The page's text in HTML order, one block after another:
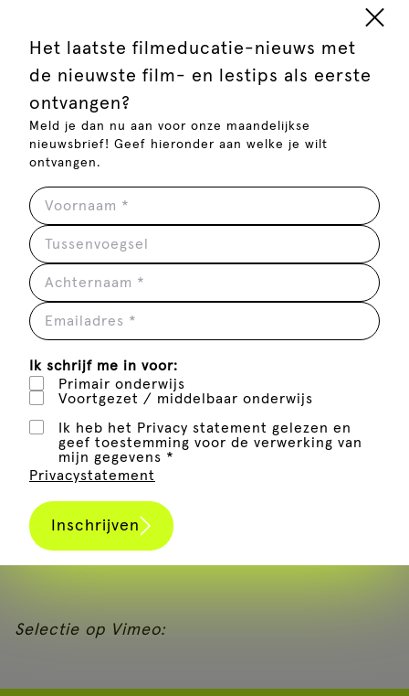
Films voor de bovenbouw
Selectie op YouTube:
Les Réunions 4 (Cyprien, 2019)
Selectie op Vimeo:
Het laatste filmeducatie-nieuws met
de nieuwste film- en lestips als eerste
ontvangen?
Meld je dan nu aan voor onze maandelijkse
nieuwsbrief! Geef hieronder aan welke je wilt
ontvangen.
Ik schrijf me in voor:
Primair onderwijs
Voortgezet / middelbaar onderwijs
Ik heb het Privacy statement gelezen en
geef toestemming voor de verwerking van
mijn gegevens *
Privacystatement
Inschrijven